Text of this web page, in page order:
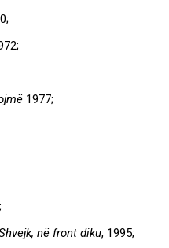
1977;
në front diku, 1995;